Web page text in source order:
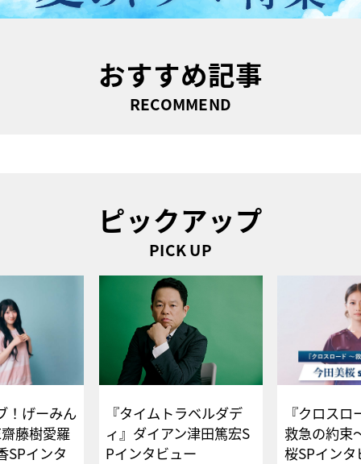
おすすめ記事
RECOMMEND
ピックアップ
PICK UP
！げーみん
藤樹愛羅
SPインタ
『タイムトラベルダデ
ィ』ダイアン津田篤宏S
Pインタビュー
『クロス
救急の約束
桜SPイ